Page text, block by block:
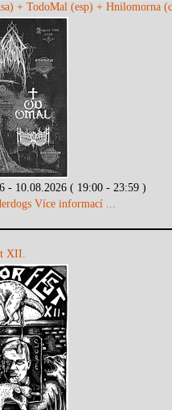
+ TodoMal (esp) + Hnilomorna
- 10.08.2026 ( 19:00 - 23:59 )
Více informací ...
XII.